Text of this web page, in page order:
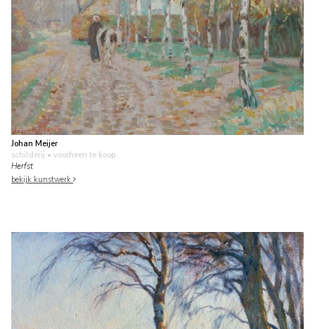
Johan Meijer
schilderij • voorheen te koop
Herfst
bekijk kunstwerk